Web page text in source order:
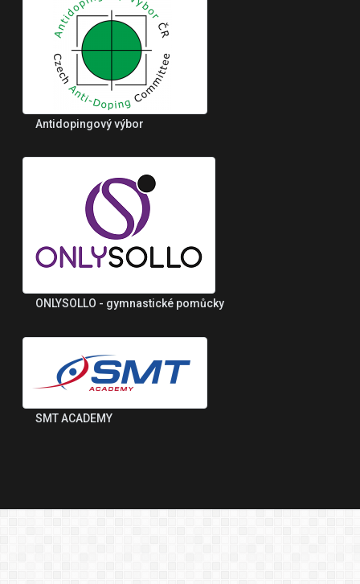
Antidopingový výbor
ONLYSOLLO - gymnastické pomůcky
SMT ACADEMY